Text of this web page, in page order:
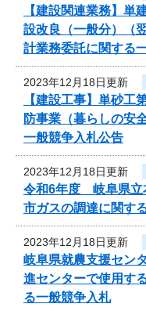
【建設関連業務】単
設改良（一般分）（
計業務委託に関する
2023年12月18日更新
【建設工事】単砂
防事業（暮らしの安
一般競争入札公告
2023年12月18日更新
令和6年度 岐阜県立
市ガスの調達に関す
2023年12月18日更新
岐阜県就農支援セン
進センターで使用す
る一般競争入札